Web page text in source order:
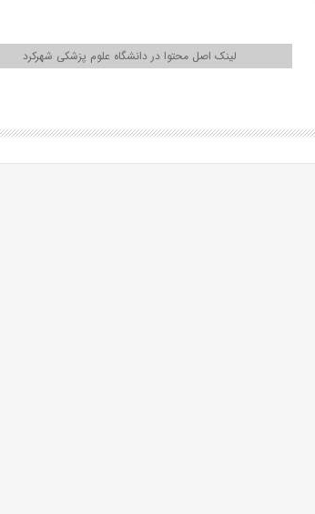
لینک اصل محتوا در دانشگاه علوم پزشکی شهرکرد